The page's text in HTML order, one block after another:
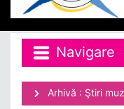
Navigare
Arhivă : Ştiri